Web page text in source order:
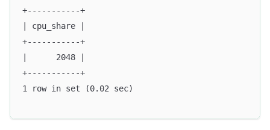
+-----------+
| cpu_share |
+-----------+
|      2048 |
+-----------+
1 row in set (0.02 sec)